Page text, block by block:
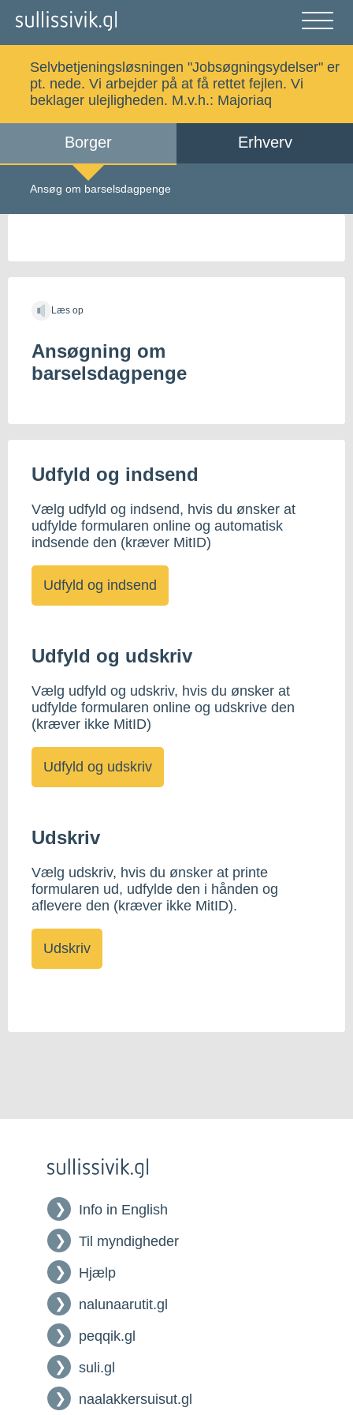
luk
Alle emner Selvbetjening
Selvbetjeningsløsningen "Jobsøgningsydelser" er
pt. nede. Vi arbejder på at få rettet fejlen. Vi
beklager ulejligheden. M.v.h.: Majoriaq
Borger Erhverv
Ansøg om barselsdagpenge
Læs op
Ansøgning om
barselsdagpenge
Udfyld og indsend
Vælg udfyld og indsend, hvis du ønsker at
udfylde formularen online og automatisk
indsende den (kræver MitID)
Udfyld og udskriv
Vælg udfyld og udskriv, hvis du ønsker at
udfylde formularen online og udskrive den
(kræver ikke MitID)
Udskriv
Vælg udskriv, hvis du ønsker at printe
formularen ud, udfylde den i hånden og
aflevere den (kræver ikke MitID).
Info in English
Til myndigheder
Hjælp
nalunaarutit.gl
peqqik.gl
suli.gl
naalakkersuisut.gl